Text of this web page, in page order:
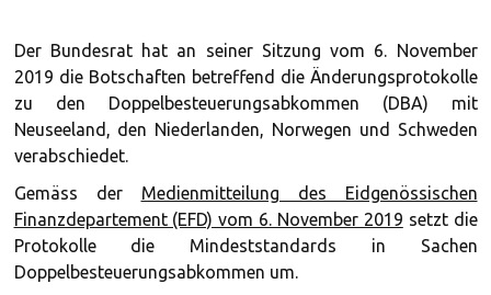
Der Bundesrat hat an seiner Sitzung vom 6. November
2019 die Botschaften betreffend die Änderungsprotokolle
zu den Doppelbesteuerungsabkommen (DBA) mit
Neuseeland, den Niederlanden, Norwegen und Schweden
verabschiedet.
Gemäss der Medienmitteilung des Eidgenössischen
Finanzdepartement (EFD) vom 6. November 2019 setzt die
Protokolle die Mindeststandards in Sachen
Doppelbesteuerungsabkommen um.